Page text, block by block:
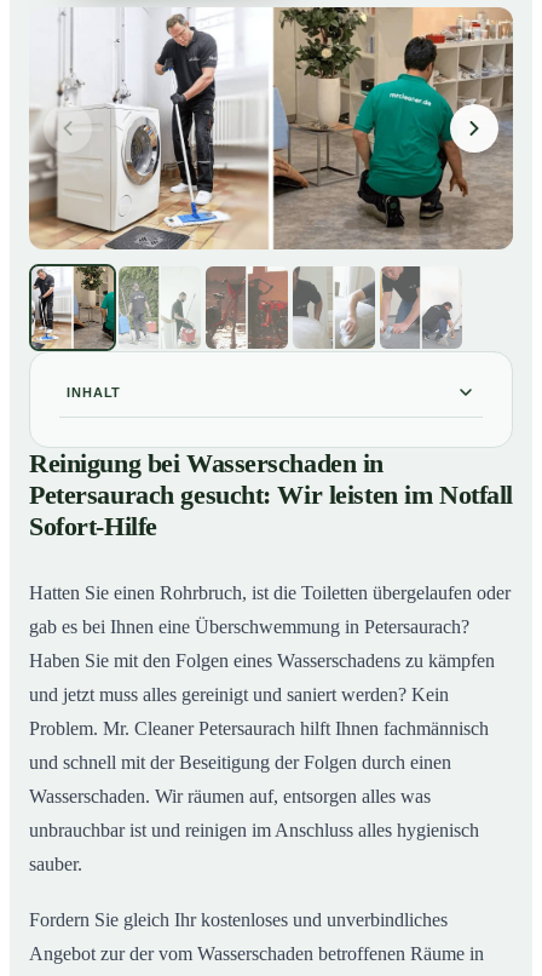
INHALT
01Reinigung bei Wasserschaden in Petersaurach
gesucht: Wir leisten im Notfall Sofort-Hilfe
So läuft die Reinigung nach Wasserschaden in
Petersaurach ab
Reinigung bei Wasserschaden in
Petersaurach gesucht: Wir leisten im Notfall
Sofort-Hilfe
Hatten Sie einen Rohrbruch, ist die Toiletten übergelaufen oder
gab es bei Ihnen eine Überschwemmung in Petersaurach?
Haben Sie mit den Folgen eines Wasserschadens zu kämpfen
und jetzt muss alles gereinigt und saniert werden? Kein
Problem. Mr. Cleaner Petersaurach hilft Ihnen fachmännisch
und schnell mit der Beseitigung der Folgen durch einen
Wasserschaden. Wir räumen auf, entsorgen alles was
unbrauchbar ist und reinigen im Anschluss alles hygienisch
sauber.
Fordern Sie gleich Ihr kostenloses und unverbindliches
Angebot zur der vom Wasserschaden betroffenen Räume in